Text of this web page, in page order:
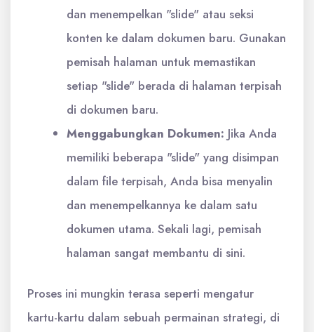
dan menempelkan "slide" atau seksi
konten ke dalam dokumen baru. Gunakan
pemisah halaman untuk memastikan
setiap "slide" berada di halaman terpisah
di dokumen baru.
Menggabungkan Dokumen: Jika Anda
memiliki beberapa "slide" yang disimpan
dalam file terpisah, Anda bisa menyalin
dan menempelkannya ke dalam satu
dokumen utama. Sekali lagi, pemisah
halaman sangat membantu di sini.
Proses ini mungkin terasa seperti mengatur
kartu-kartu dalam sebuah permainan strategi, di